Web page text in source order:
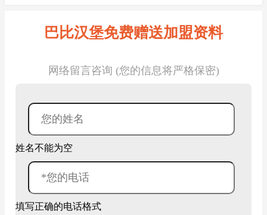
巴比汉堡免费赠送加盟资料
网络留言咨询 (您的信息将严格保密)
姓名不能为空
填写正确的电话格式